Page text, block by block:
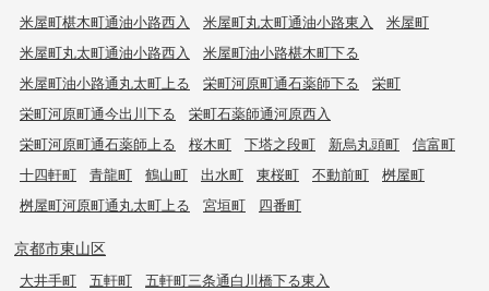
米屋町椹木町通油小路西入
米屋町丸太町通油小路東入
米屋町
米屋町丸太町通油小路西入
米屋町油小路椹木町下る
米屋町油小路通丸太町上る
栄町河原町通石薬師下る
栄町
栄町河原町通今出川下る
栄町石薬師通河原西入
栄町河原町通石薬師上る
桜木町 下塔之段町 新烏丸頭町
信富町
十四軒町
青龍町 鶴山町 出水町 東桜町 不動前町
桝屋町
桝屋町河原町通丸太町上る
宮垣町 四番町
京都市東山区
大井手町 五軒町
五軒町三条通白川橋下る東入